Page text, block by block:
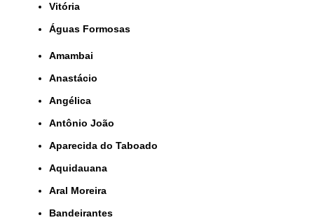
Vitória
Águas Formosas
Amambai
Anastácio
Angélica
Antônio João
Aparecida do Taboado
Aquidauana
Aral Moreira
Bandeirantes